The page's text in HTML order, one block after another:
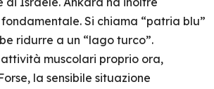
Si chiama “patria blu”
ridurre a un “lago turco”.
muscolari proprio ora,
la sensibile situazione